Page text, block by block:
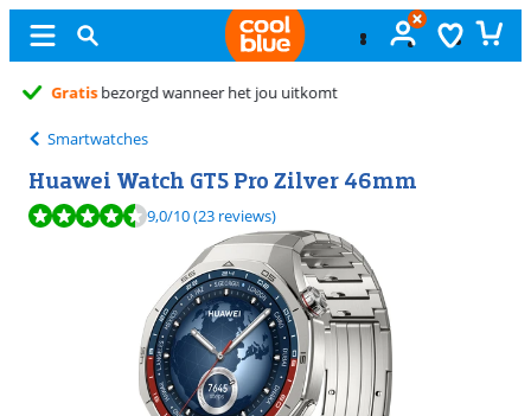
Gratisruilen
Smartwatches
Huawei Watch GT5 Pro Zilver 46mm
Beoordeling is 9,0 van de 10, gebaseerd op 23 reviews.
9,0/10(23 reviews)